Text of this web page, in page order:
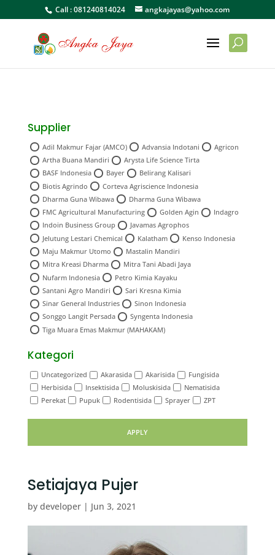
Call :081240814024 angkajayas@yahoo.com
Supplier
Adil Makmur Fajar (AMCO) Advansia Indotani
Agricon
Artha Buana Mandiri
Arysta Life Science Tirta
BASF Indonesia
Bayer
Belirang Kalisari
Biotis Agrindo
Corteva Agriscience Indonesia
Dharma Guna Wibawa
Dharma Guna Wibawa
FMC Agricultural Manufacturing
Golden Agin
Indagro
Indoin Business Group
Javamas Agrophos
Jelutung Lestari Chemical
Kalatham
Kenso Indonesia
Maju Makmur Utomo
Mastalin Mandiri
Mitra Kreasi Dharma
Mitra Tani Abadi Jaya
Nufarm Indonesia
Petro Kimia Kayaku
Santani Agro Mandiri
Sari Kresna Kimia
Sinar General Industries
Sinon Indonesia
Songgo Langit Persada
Syngenta Indonesia
Tiga Muara Emas Makmur (MAHAKAM)
Kategori
Uncategorized Akarasida Akarisida
Fungisida
Herbisida
Insektisida Moluskisida
Nematisida
Perekat
Pupuk Rodentisida Sprayer ZPT
APPLY
Setiajaya Pujer
by developer| Jun 3, 2021